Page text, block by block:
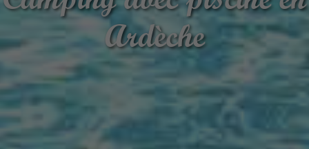
vos vacances en Ardèche